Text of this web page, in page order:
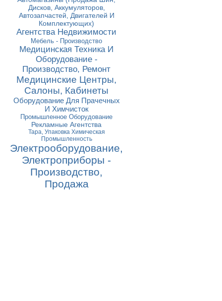
Дисков, Аккумуляторов,
Автозапчастей, Двигателей И
Комплектующих)
Агентства Недвижимости
Мебель - Производство
Медицинская Техника И
Оборудование -
Производство, Ремонт
Медицинские Центры,
Салоны, Кабинеты
Оборудование Для Прачечных
И Химчисток
Промышленное Оборудование
Рекламные Агентства
Тара, Упаковка Химическая
Промышленность
Электрооборудование,
Электроприборы -
Производство,
Продажа